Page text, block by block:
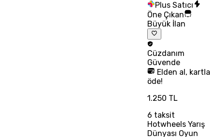
Plus Satıcı
Öne Çıkan
Büyük İlan
Cüzdanım
Güvende
Elden al, kartla
öde!
1.250 TL
6 taksit
Hotwheels Yarış
Dünyası Oyun